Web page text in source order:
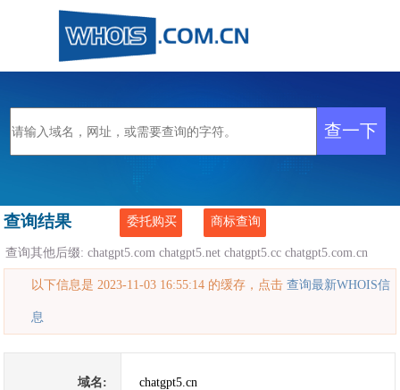
查询结果 委托购买 商标查询
查询其他后缀:chatgpt5.com chatgpt5.net chatgpt5.cc chatgpt5.com.cn
以下信息是 2023-11-03 16:55:14 的缓存，点击查询最新WHOIS信
息
域名: chatgpt5.cn